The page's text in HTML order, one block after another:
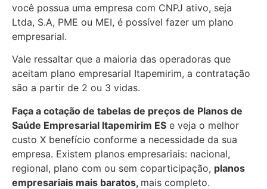
você possua uma empresa com CNPJ ativo, seja
Ltda, S.A, PME ou MEI, é possível fazer um plano
empresarial.
Vale ressaltar que a maioria das operadoras que
aceitam plano empresarial Itapemirim, a contratação
são a partir de 2 ou 3 vidas.
Faça a cotação de tabelas de preços de Planos de
Saúde Empresarial Itapemirim ES e veja o melhor
custo X benefício conforme a necessidade da sua
empresa. Existem planos empresariais: nacional,
regional, plano com ou sem coparticipação, planos
empresariais mais baratos, mais completo.